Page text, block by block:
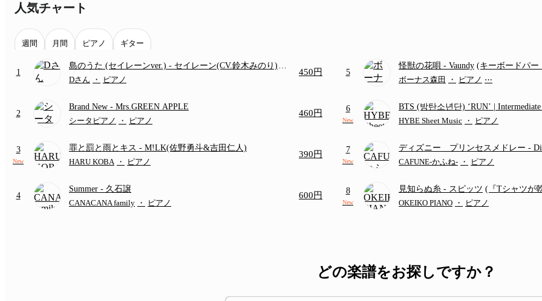
人気チャート
週間 月間 ピアノ ギター
1
島のうた (セイレーンver.) - セイレーン(CV.鈴木みのり)
(難易度:★★★★☆/歌詞・コード・ペダル付き/『映画ち
Dさん ・ ピアノ
450円
2
Brand New - Mrs.GREEN APPLE
シータピアノ
・ ピアノ
460円
3
New
罪と罰と雨とキス - M!LK(佐野勇斗&吉田仁人)
HARU KOBA
・ ピアノ
390円
4
Summer - 久石譲
CANACANA family ・ ピアノ
600円
5
怪獣の花唄 - Vaundy (キーボードパー
ボーナス森田
・ ピアノ ⋯
6
New
BTS (방탄소년단) ‘RUN’ | Intermediate
HYBE Sheet Music ・ ピアノ
7
New
ディズニー プリンセスメドレー -
ディズニー/Disney/メドレー/コード有)
CAFUNE-かふね- ・ ピアノ
8
New
見知らぬ糸 - スピッツ (『Tシャツが
題歌)
OKEIKO PIANO ・ ピアノ
どの楽譜をお探しですか？